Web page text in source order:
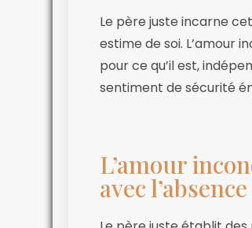
Le père juste incarne
estime de soi. L’amour
pour ce qu’il est,
sentiment de sécurité
L’amour
avec